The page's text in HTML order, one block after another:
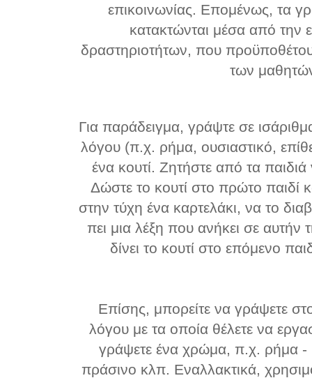
επικοινωνίας. Επομένως, τα
κατακτώνται μέσα από την
δραστηριοτήτων, που
των
Για παράδειγμα, γράψτε σε
λόγου (π.χ. ρήμα, ουσιαστικό,
ένα κουτί. Ζητήστε από τα
Δώστε το κουτί στο πρώτο παιδί
στην τύχη ένα καρτελάκι, να το
πει μια λέξη που ανήκει σε αυτήν
δίνει το κουτί στο επόμενο
Επίσης, μπορείτε να γράψετε
λόγου με τα οποία θέλετε να
γράψετε ένα χρώμα, π.χ. ρήμα -
πράσινο κλπ. Εναλλακτικά,